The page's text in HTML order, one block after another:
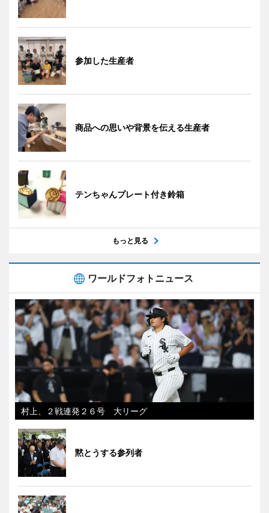
参加した生産者
商品への思いや背景を伝える生産者
テンちゃんプレート付き鈴箱
もっと見る
ワールドフォトニュース
村上、２戦連発２６号 大リーグ
黙とうする参列者